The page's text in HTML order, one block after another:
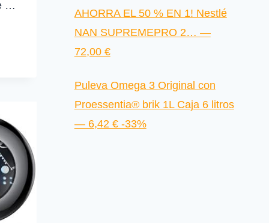
…
AHORRA EL 50 % EN 1! Nestlé
NAN SUPREMEPRO 2… —
72,00 €
Puleva Omega 3 Original con
Proessentia® brik 1L Caja 6 litros
— 6,42 € -33%